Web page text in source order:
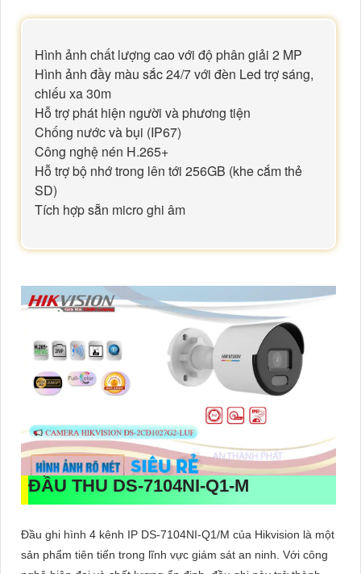
Hình ảnh chất lượng cao với độ phân giải 2 MP
Hình ảnh đầy màu sắc 24/7 với đèn Led trợ sáng,
chiếu xa 30m
Hỗ trợ phát hiện người và phương tiện
Chống nước và bụi (IP67)
Công nghệ nén H.265+
Hỗ trợ bộ nhớ trong lên tới 256GB (khe cắm thẻ
SD)
Tích hợp sẵn micro ghi âm
ĐẦU THU DS-7104NI-Q1-M
Đầu ghi hình 4 kênh IP DS-7104NI-Q1/M của Hikvision là một
sản phẩm tiên tiến trong lĩnh vực giám sát an ninh. Với công